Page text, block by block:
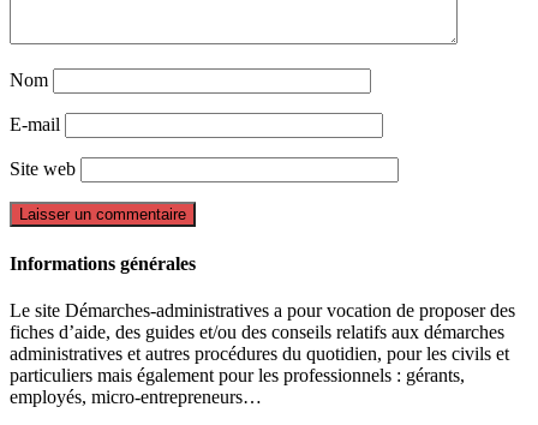
Nom
E-mail
Site web
Informations générales
Le site Démarches-administratives a pour vocation de proposer des
fiches d’aide, des guides et/ou des conseils relatifs aux démarches
administratives et autres procédures du quotidien, pour les civils et
particuliers mais également pour les professionnels : gérants,
employés, micro-entrepreneurs…